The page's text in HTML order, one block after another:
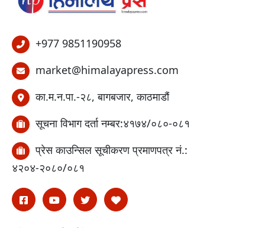
+977 9851190958
market@himalayapress.com
का.म.न.पा.-२८, बागबजार, काठमाडौं
सूचना विभाग दर्ता नम्बर:४१७४/०८०-०८१
प्रेस काउन्सिल सूचीकरण प्रमाणपत्र नं.:
४२०४-२०८०/०८१